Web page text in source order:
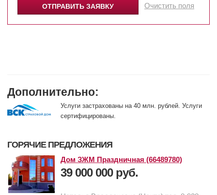
Очистить поля
Дополнительно:
Услуги застрахованы на 40 млн. рублей. Услуги
сертифицированы.
ГОРЯЧИЕ ПРЕДЛОЖЕНИЯ
Дом ЗЖМ Праздничная (66489780)
39 000 000 руб.